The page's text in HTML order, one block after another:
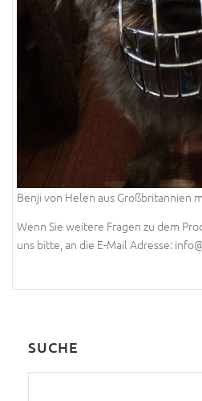
Benji von Helen aus Großbritannien
Wenn Sie weitere Fragen zu dem
uns bitte, an die E-Mail Adresse:
SUCHE